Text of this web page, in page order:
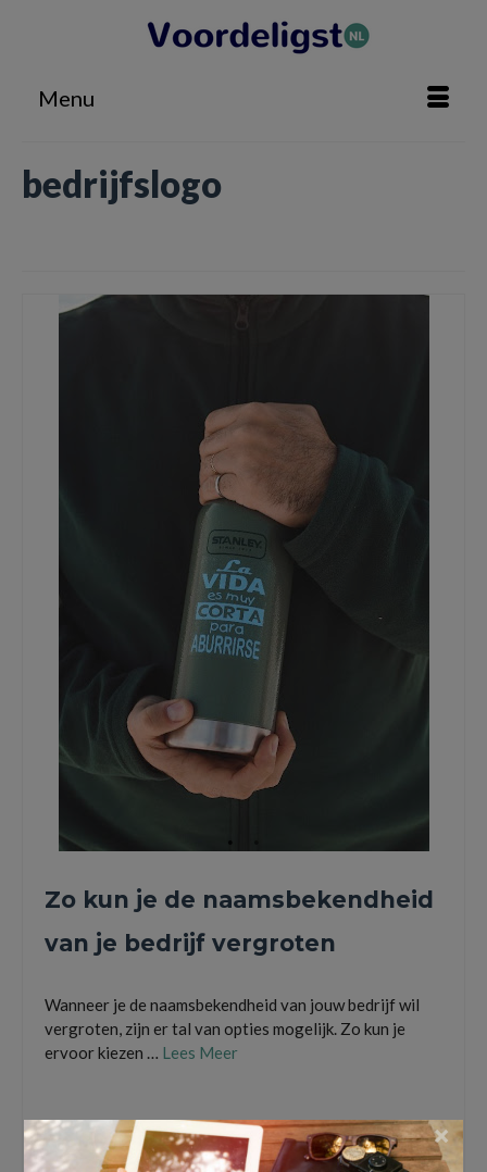
Menu
bedrijfslogo
Zo kun je de naamsbekendheid
van je bedrijf vergroten
Wanneer je de naamsbekendheid van jouw bedrijf wil
vergroten, zijn er tal van opties mogelijk. Zo kun je
ervoor kiezen … Lees Meer
jouw bedrijf in the picture zetten logo lasergraveren,naamsbekendheid
van je bedrijf vergroten,naamsbekendheid van jouw bedrijf ,roestvrijstalen
×